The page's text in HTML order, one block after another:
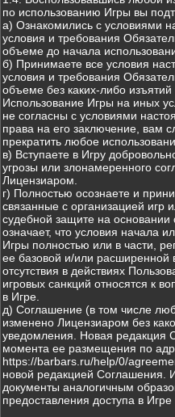
по использованию Игры вы
а) Ознакомились с условиями
условия и требования
объеме до начала
б) Принимаете все условия
условия и требования
объеме без каких-либо
Использование Игры на иных
не согласны с условиями
права на его заключение, вам
прекратить любое
в) Вступаете в Игру
угрозы или злонамеренного
Лицензиаром.
г) Полностью осознаете и
связанные с организацией игр
судебной защите на основании
означает, что условия начала
Игры полностью или в части,
ее базовой и/или расширенной
отсутствия в действиях
игровых санкций относятся к
в Игре.
д) Соглашение (в том числе
изменено Лицензиаром без
уведомления. Новая редакция
момента ее размещения по
https://barbars.ru/help/0/
новой редакцией Соглашения.
документы аналогичным
предоставления доступа в Игре